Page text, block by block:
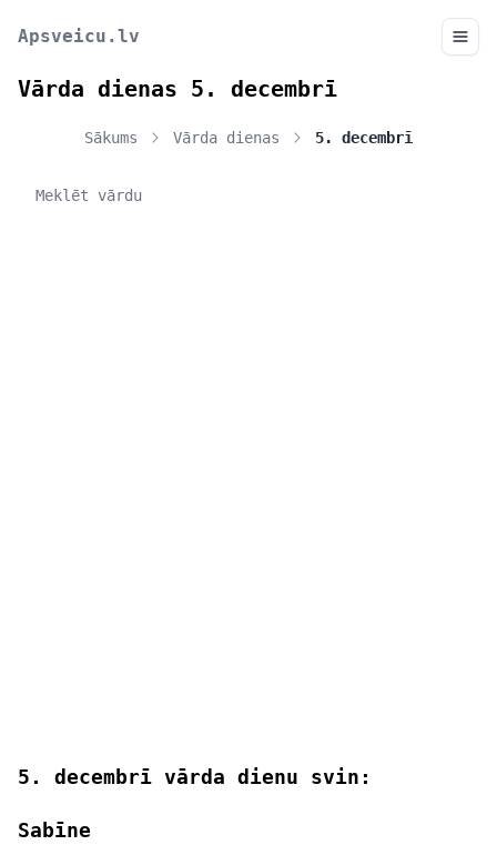
Apsveicu.lv
Vārda dienas 5. decembrī
Sākums Vārda dienas 5. decembrī
5. decembrī vārda dienu svin:
Sabīne